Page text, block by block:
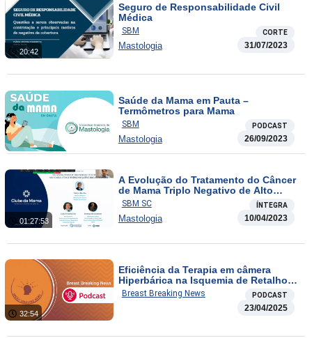
20:42
Seguro de Responsabilidade Civil
Médica
SBM CORTE
Mastologia 31/07/2023
Saúde da Mama em Pauta –
Termômetros para Mama
SBM PODCAST
Mastologia 26/09/2023
01:27:53
A Evolução do Tratamento do Câncer
de Mama Triplo Negativo de Alto
Risco
SBM SC ÍNTEGRA
Mastologia 10/04/2023
32:54
Eficiência da Terapia em câmera
Hiperbárica na Isquemia de Retalhos
Cutâneos em Reconstrução Mamária e
O Impacto da Omissão da Terapia
Endócrina em Câncer de Mama “RE
Breast Breaking News PODCAST
23/04/2025